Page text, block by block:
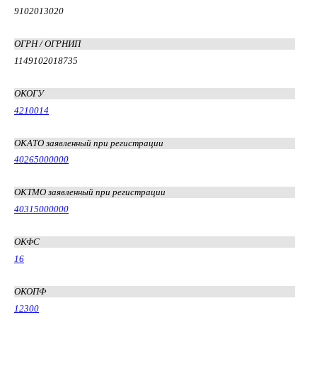
9102013020
ОГРН / ОГРНИП
1149102018735
ОКОГУ
4210014
ОКАТО заявленный при регистрации
40265000000
ОКТМО заявленный при регистрации
40315000000
ОКФС
16
ОКОПФ
12300